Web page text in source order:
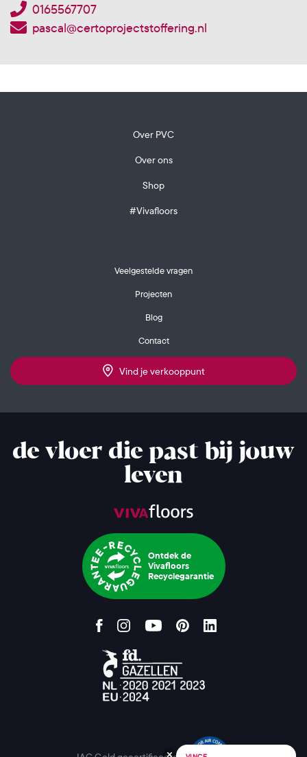
0165567707
pascal@certoprojectstoffering.nl
Over PVC
Over ons
Shop
#Vivafloors
Veelgestelde vragen
Projecten
Blog
Contact
Vind je verkooppunt
de vloer die past bij jouw
leven
Ontdek de
Vivafloors
Recyclegarantie